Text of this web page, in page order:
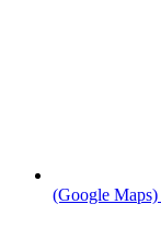
(Google Maps)